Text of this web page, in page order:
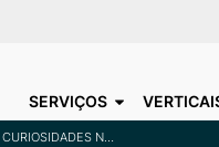
SERVIÇOS
AMAZON WEB SERVICE: AS CURIOSIDADES NÃO REVELADAS SOBRE AWS